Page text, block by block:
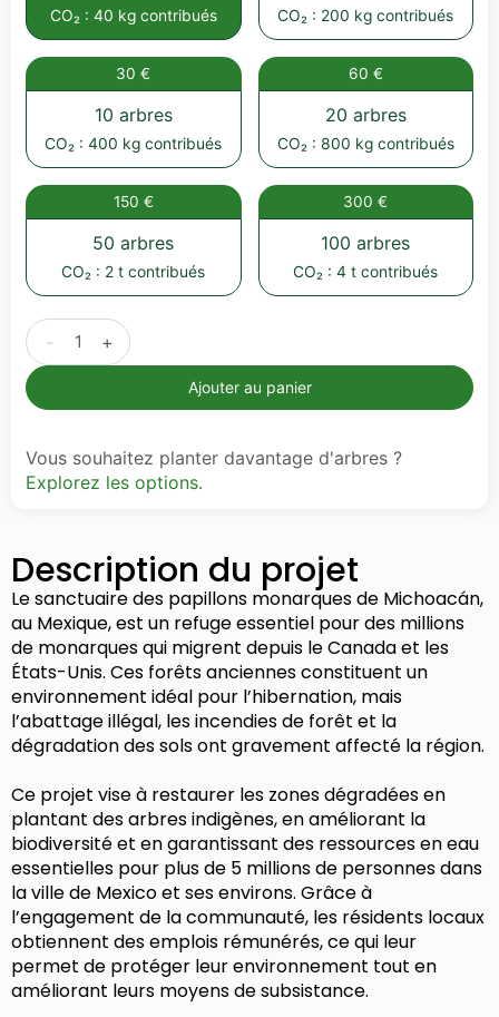
Description du projet
Le sanctuaire des papillons monarques de Michoacán,
au Mexique, est un refuge essentiel pour des millions
de monarques qui migrent depuis le Canada et les
États-Unis. Ces forêts anciennes constituent un
environnement idéal pour l’hibernation, mais
l’abattage illégal, les incendies de forêt et la
dégradation des sols ont gravement affecté la région.
Ce projet vise à restaurer les zones dégradées en
plantant des arbres indigènes, en améliorant la
biodiversité et en garantissant des ressources en eau
essentielles pour plus de 5 millions de personnes dans
la ville de Mexico et ses environs. Grâce à
l’engagement de la communauté, les résidents locaux
obtiennent des emplois rémunérés, ce qui leur
permet de protéger leur environnement tout en
améliorant leurs moyens de subsistance.
CO₂ : 40 kg contribués CO₂ : 200 kg contribués
30 €
10 arbres
CO₂ : 400 kg contribués
60 €
20 arbres
CO₂ : 800 kg contribués
150 €
50 arbres
CO₂ : 2 t contribués
300 €
100 arbres
CO₂ : 4 t contribués
- +
Ajouter au panier
Vous souhaitez planter davantage d'arbres ?
Explorez les options.